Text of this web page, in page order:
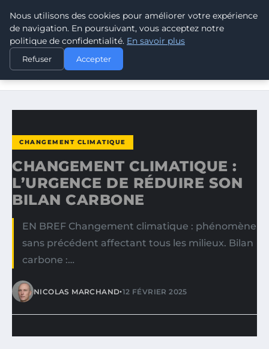
CLIMATE RESPONSE BLOG
ACCUEIL
CHANGEMENT CLIMATIQUE
CHANGEMENT CLIMATIQUE : L’URGENCE DE RÉDUIRE SON
CHANGEMENT CLIMATIQUE
CHANGEMENT CLIMATIQUE :
L’URGENCE DE RÉDUIRE SON
BILAN CARBONE
EN BREF Changement climatique : phénomène
sans précédent affectant tous les milieux. Bilan
carbone :…
NICOLAS MARCHAND•12 FÉVRIER 2025
Nous utilisons des cookies pour améliorer votre expérience
de navigation. En poursuivant, vous acceptez notre
politique de confidentialité. En savoir plus
Refuser Accepter